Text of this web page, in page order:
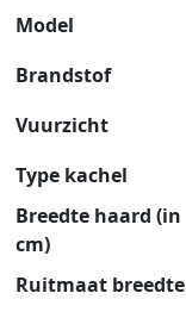
Model
Brandstof
Vuurzicht
Type kachel
Breedte haard (in
cm)
Ruitmaat breedte